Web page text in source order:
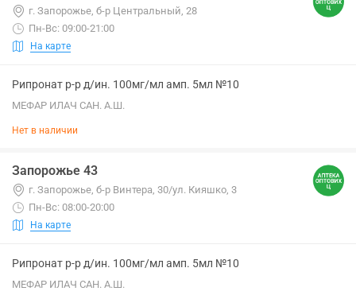
г. Запорожье, б-р Центральный, 28
Пн-Вс: 09:00-21:00
На карте
Рипронат р-р д/ин. 100мг/мл амп. 5мл №10
МЕФАР ИЛАЧ САН. А.Ш.
Нет в наличии
Запорожье 43
г. Запорожье, б-р Винтера, 30/ул. Кияшко, 3
Пн-Вс: 08:00-20:00
На карте
Рипронат р-р д/ин. 100мг/мл амп. 5мл №10
МЕФАР ИЛАЧ САН. А.Ш.